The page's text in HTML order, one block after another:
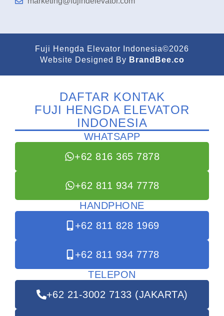
Fuji Hengda Elevator Indonesia©2026
Website Designed By BrandBee.co
DAFTAR KONTAK
FUJI HENGDA ELEVATOR
INDONESIA
WHATSAPP
+62 816 365 7878
+62 811 934 7778
HANDPHONE
+62 811 828 1969
+62 811 934 7778
TELEPON
+62 21-3002 7133 (JAKARTA)